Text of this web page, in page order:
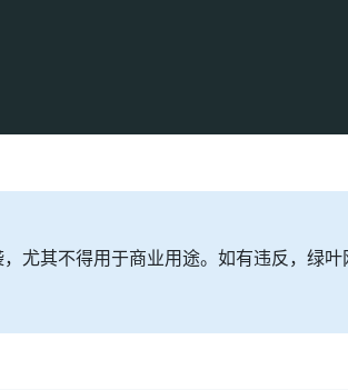
尤其不得用于商业用途。如有违反，绿叶